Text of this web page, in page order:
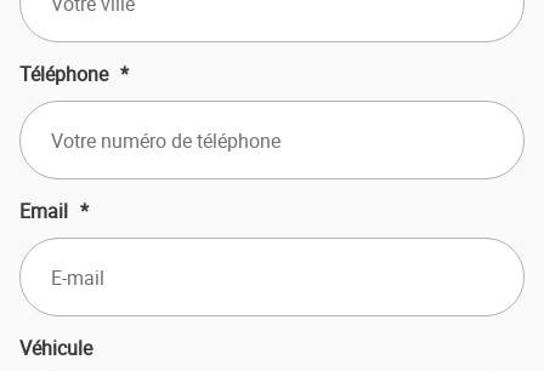
Téléphone *
Email *
Véhicule